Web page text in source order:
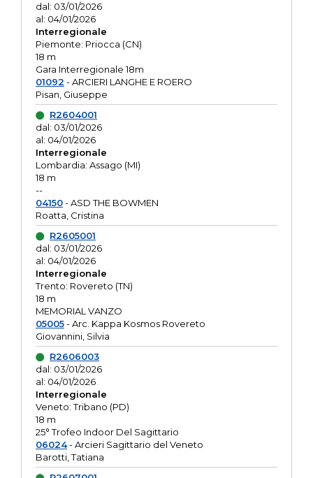
dal: 03/01/2026
al: 04/01/2026
Interregionale
Piemonte: Priocca (CN)
18 m
Gara Interregionale 18m
01092 - ARCIERI LANGHE E ROERO
Pisan, Giuseppe
R2604001
dal: 03/01/2026
al: 04/01/2026
Interregionale
Lombardia: Assago (MI)
18 m
--
04150- ASD THE BOWMEN
Roatta, Cristina
R2605001
dal: 03/01/2026
al: 04/01/2026
Interregionale
Trento: Rovereto (TN)
18 m
MEMORIAL VANZO
05005- Arc. Kappa Kosmos Rovereto
Giovannini, Silvia
R2606003
dal: 03/01/2026
al: 04/01/2026
Interregionale
Veneto: Tribano (PD)
18 m
25° Trofeo Indoor Del Sagittario
06024- Arcieri Sagittario del Veneto
Barotti, Tatiana